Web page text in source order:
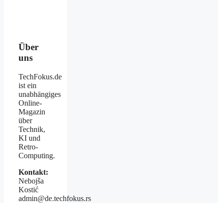
Über
uns
TechFokus.de
ist ein
unabhängiges
Online-
Magazin
über
Technik,
KI und
Retro-
Computing.
Kontakt:
Nebojša
Kostić
admin@de.techfokus.rs